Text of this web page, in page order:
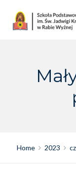
content
Home 2023